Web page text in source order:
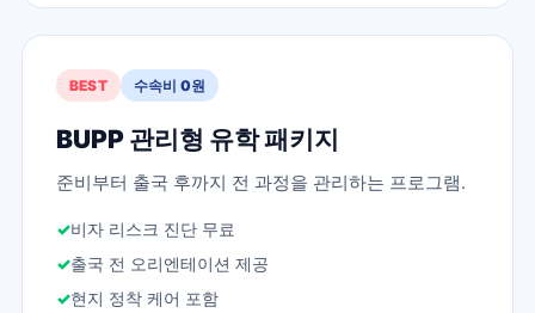
BEST 수속비 0원
BUPP 관리형 유학 패키지
준비부터 출국 후까지 전 과정을 관리하는 프로그램.
비자 리스크 진단 무료
출국 전 오리엔테이션 제공
현지 정착 케어 포함